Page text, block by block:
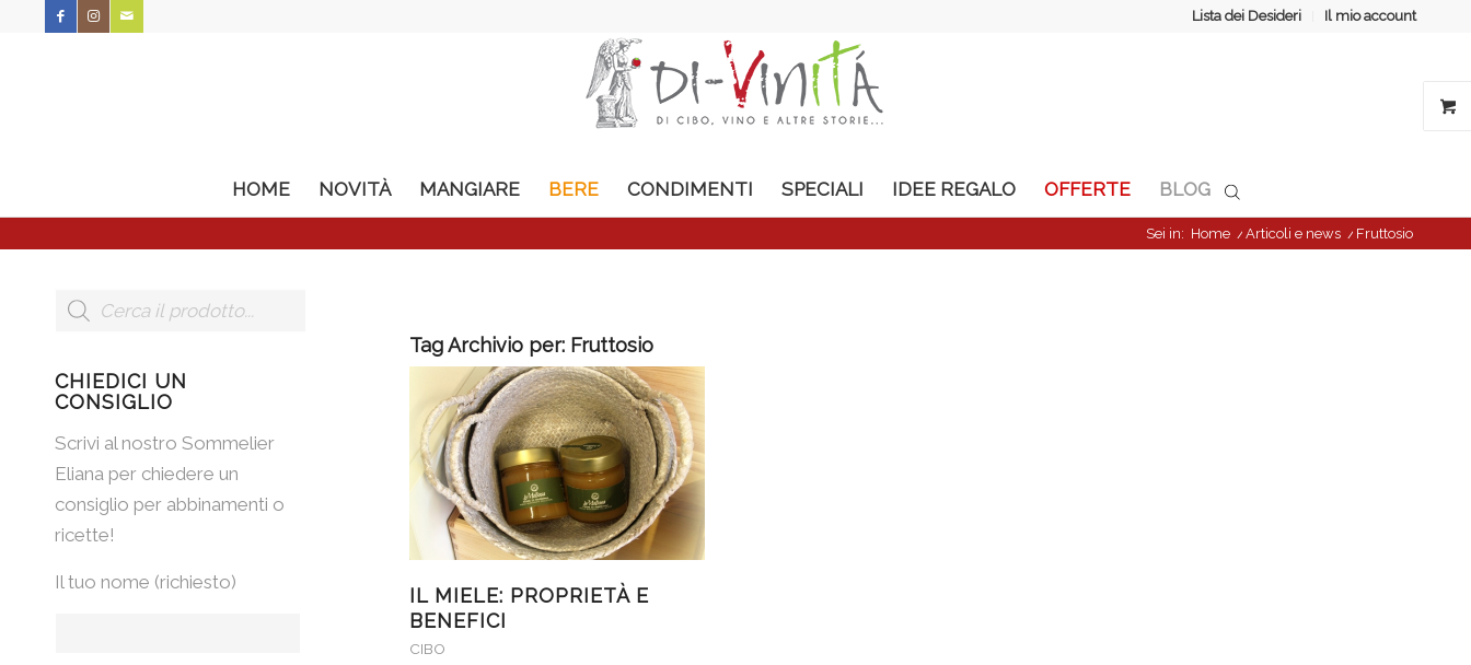
Lista dei Desideri Il mio account
HOME NOVITÀ MANGIARE BERE CONDIMENTI SPECIALI IDEE REGALO OFFERTE BLOG
Sei in: Home / Articoli e news / Fruttosio
Tag Archivio per: Fruttosio
IL MIELE: PROPRIETÀ E
BENEFICI
CIBO
CHIEDICI UN
CONSIGLIO
Scrivi al nostro Sommelier
Eliana per chiedere un
consiglio per abbinamenti o
ricette!
Il tuo nome (richiesto)